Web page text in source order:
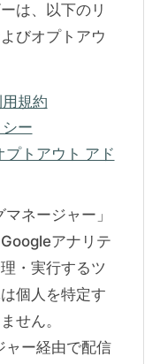
は、以下のリ
びオプトアウ
規約
ー
トアウト アド
ネージャー」
アナリテ
・実行するツ
個人を特定す
せん。
ャー経由で配信